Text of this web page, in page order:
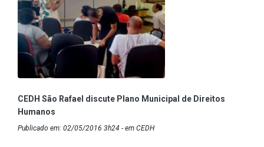
CEDH São Rafael discute Plano Municipal de Direitos
Humanos
Publicado em: 02/05/2016 3h24 - em CEDH